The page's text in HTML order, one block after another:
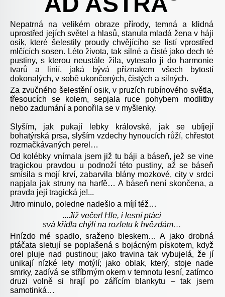
Nepatrná na velikém obraze přírody, temná a klidná
uprostřed jejích světel a hlasů, stanula mladá žena v háji
osik, které šelestily proudy chvějícího se listí vprostřed
mlčících sosen. Léto života, tak silné a čisté jako dech té
pustiny, s kterou neustále žila, vytesalo ji do harmonie
tvarů a linií, jaká bývá příznakem všech bytostí
dokonalých, v sobě ukončených, čistých a silných.
Za zvučného šelestění osik, v pruzích rubínového světla,
třesoucích se kolem, sepjala ruce pohybem modlitby
nebo zadumání a ponořila se v myšlenky.
Slyším, jak pukají lebky královské, jak se ubíjejí
bohatýrská prsa, slyším vzdechy hynoucích růží, chřestot
rozmačkávaných perel…
Od kolébky vnímala jsem již tu báji a báseň, jež se vine
tragickou pravdou u podnoží této pustiny, až se báseň
smísila s mojí krví, zabarvila blány mozkové, city v srdci
napjala jak struny na harfě… A báseň není skončena, a
pravda její tragická je!...
Jitro minulo, poledne nadešlo a míjí též…
...Již večer! Hle, i lesní ptáci
svá křídla chýlí na rozletu k hvězdám…
Hnízdo mé spadlo, sraženo bleskem… A jako drobná
ptáčata sletují se poplašená s bojácným pískotem, když
orel pluje nad pustinou; jako travina tak vybujelá, že jí
unikají nízké lety motýlí; jako oblak, který, stoje nade
smrky, zadívá se stříbrným okem v temnotu lesní, zatímco
druzi volně si hrají po zářícím blankytu – tak jsem
samotinká…